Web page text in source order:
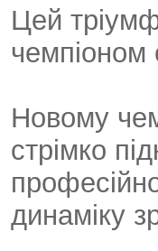
Цей
чемпіоном
Новому
стрімко
динаміку